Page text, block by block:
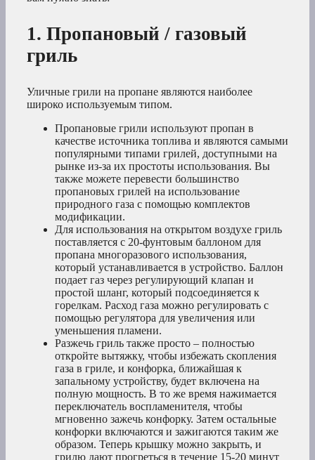
1. Пропановый / газовый
гриль
Уличные грили на пропане являются наиболее
широко используемым типом.
Пропановые грили используют пропан в
качестве источника топлива и являются самыми
популярными типами грилей, доступными на
рынке из-за их простоты использования. Вы
также можете перевести большинство
пропановых грилей на использование
природного газа с помощью комплектов
модификации.
Для использования на открытом воздухе гриль
поставляется с 20-фунтовым баллоном для
пропана многоразового использования,
который устанавливается в устройство. Баллон
подает газ через регулирующий клапан и
простой шланг, который подсоединяется к
горелкам. Расход газа можно регулировать с
помощью регулятора для увеличения или
уменьшения пламени.
Разжечь гриль также просто – полностью
откройте вытяжку, чтобы избежать скопления
газа в гриле, и конфорка, ближайшая к
запальному устройству, будет включена на
полную мощность. В то же время нажимается
переключатель воспламенителя, чтобы
мгновенно зажечь конфорку. Затем остальные
конфорки включаются и зажигаются таким же
образом. Теперь крышку можно закрыть, и
грилю дают прогреться в течение 15-20 минут